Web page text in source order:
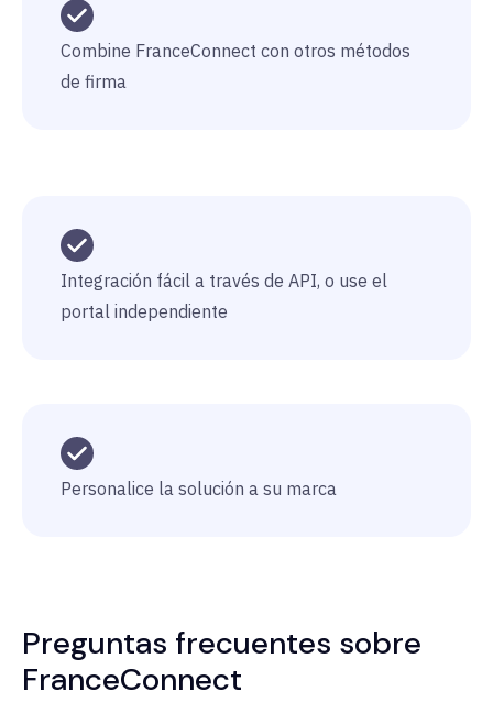
Combine FranceConnect con otros métodos
de firma
Integración fácil a través de API, o use el
portal independiente
Personalice la solución a su marca
Preguntas frecuentes sobre
FranceConnect